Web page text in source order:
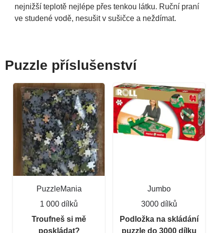
nejnižší teplotě nejlépe přes tenkou látku. Ruční praní
ve studené vodě, nesušit v sušičce a neždímat.
Puzzle příslušenství
PuzzleMania
1 000 dílků
Troufneš si mě
poskládat?
Jumbo
3000 dílků
Podložka na skládání
puzzle do 3000 dílku